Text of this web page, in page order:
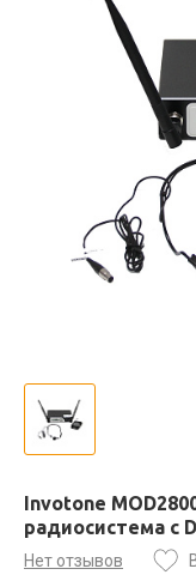
Invotone
радиосистема с
Нет отзывов